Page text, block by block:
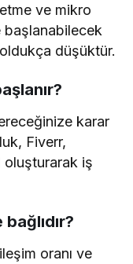
ve mikro
düşüktür.
karar
Fiverr,
iş
oranı ve